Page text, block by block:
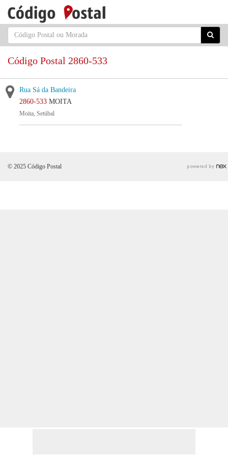
Código Postal 2860-533
Rua Sá da Bandeira
2860-533 MOITA
Moita, Setúbal
© 2025 Código Postal